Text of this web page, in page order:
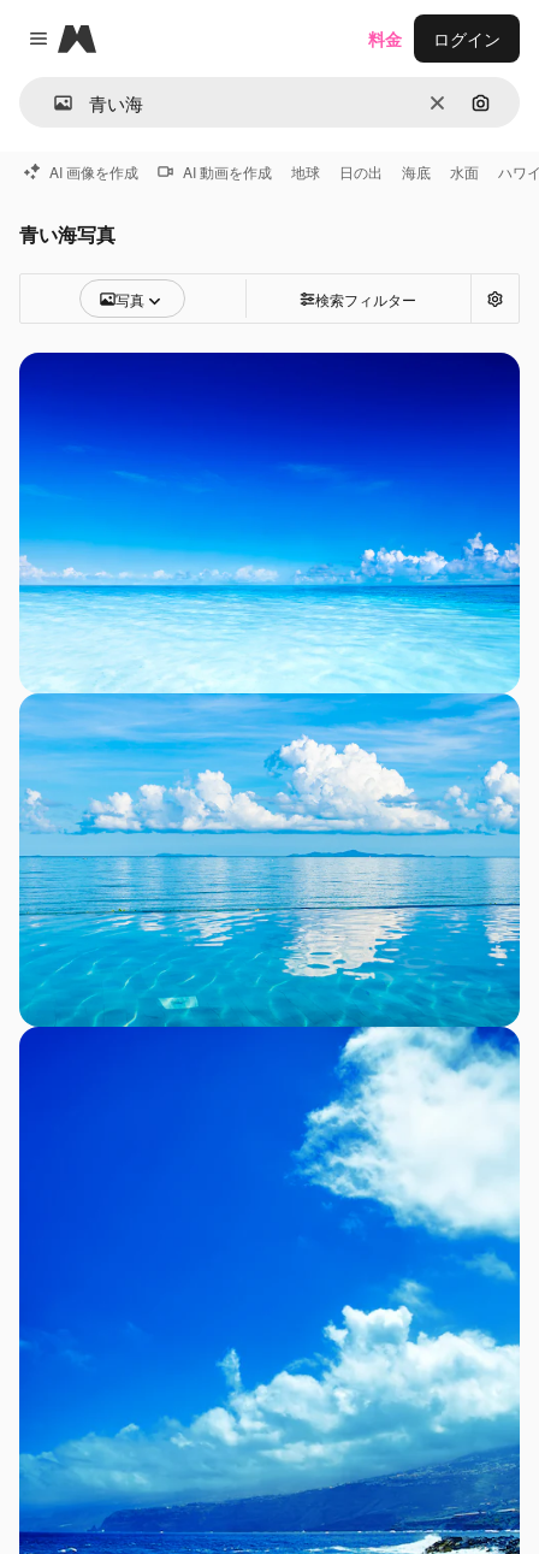
Close menu
Magnific
消去 画像で
料金 ログイン
AI 画像を作成 AI 動画を作成 地球 日の出 海底 水面 ハワ
青い海写真
写真 検索フィルター